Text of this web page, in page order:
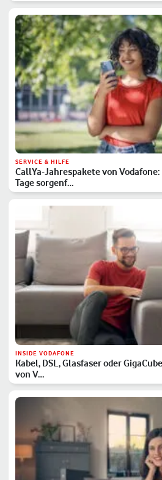
SERVICE & HILFE
CallYa-Jahrespakete von
Tage sorgenf…
INSIDE VODAFONE
Kabel, DSL, Glasfaser oder
von V…